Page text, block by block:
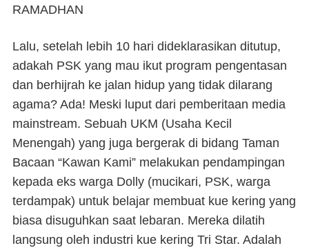
RAMADHAN
Lalu, setelah lebih 10 hari dideklarasikan ditutup,
adakah PSK yang mau ikut program pengentasan
dan berhijrah ke jalan hidup yang tidak dilarang
agama? Ada! Meski luput dari pemberitaan media
mainstream. Sebuah UKM (Usaha Kecil
Menengah) yang juga bergerak di bidang Taman
Bacaan “Kawan Kami” melakukan pendampingan
kepada eks warga Dolly (mucikari, PSK, warga
terdampak) untuk belajar membuat kue kering yang
biasa disuguhkan saat lebaran. Mereka dilatih
langsung oleh industri kue kering Tri Star. Adalah